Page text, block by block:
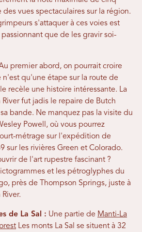
vues spectaculaires sur la région.
s'attaquer à ces voies est
que de les gravir soi-
premier abord, on pourrait croire
qu'une étape sur la route de
recèle une histoire intéressante. La
fut jadis le repaire de Butch
bande. Ne manquez pas la visite du
Powell, où vous pourrez
métrage sur l'expédition de
sur les rivières Green et Colorado.
de l'art rupestre fascinant ?
et les pétroglyphes du
près de Thompson Springs, juste à
de La Sal : Une partie de Manti-La
Les monts La Sal se situent à 32